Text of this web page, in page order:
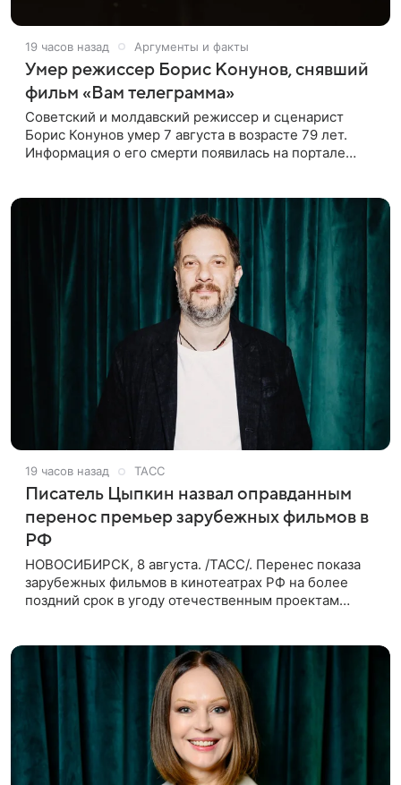
19 часов назад Аргументы и факты
Умер режиссер Борис Конунов, снявший
фильм «Вам телеграмма»
Советский и молдавский режиссер и сценарист
Борис Конунов умер 7 августа в возрасте 79 лет.
Информация о его смерти появилась на портале
19 часов назад ТАСС
Писатель Цыпкин назвал оправданным
перенос премьер зарубежных фильмов в
РФ
НОВОСИБИРСК, 8 августа. /ТАСС/. Перенес показа
зарубежных фильмов в кинотеатрах РФ на более
поздний срок в угоду отечественным проектам